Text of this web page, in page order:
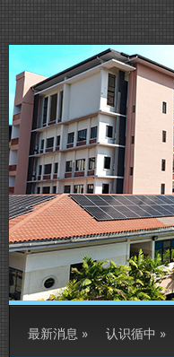
最新消息 » 认识循中 »